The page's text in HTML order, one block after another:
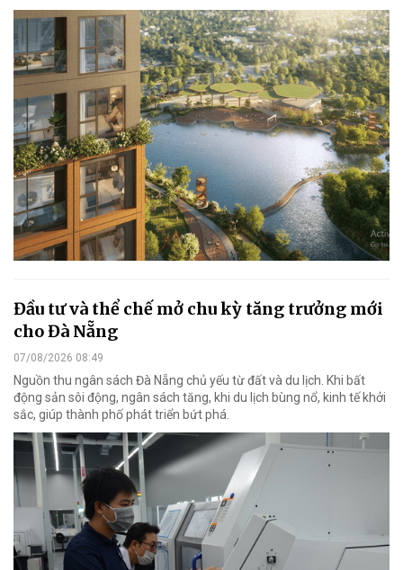
Đầu tư và thể chế mở chu kỳ tăng trưởng mới
cho Đà Nẵng
07/08/2026 08:49
Nguồn thu ngân sách Đà Nẵng chủ yếu từ đất và du lịch. Khi bất
động sản sôi động, ngân sách tăng, khi du lịch bùng nổ, kinh tế khởi
sắc, giúp thành phố phát triển bứt phá.